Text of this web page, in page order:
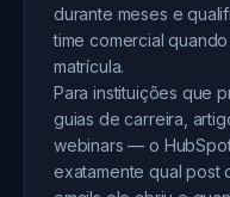
durante meses e
time comercial
matrícula.
Para instituições que
guias de carreira,
webinars — o
exatamente qual post